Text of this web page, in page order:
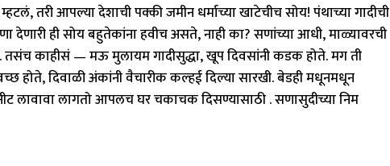
तरी आपल्या देशाची पक्की जमीन धर्माच्या खाटेचीच सोय! पंथाच्या गादीची
ही सोय बहुतेकांना हवीच असते, नाही का? सणांच्या आधी, माळ्यावरची
तसंच काहीसं — मऊ मुलायम गादीसुद्धा, खूप दिवसांनी कडक होते. मग ती
होते, दिवाळी अंकांनी वैचारीक कल्हई दिल्या सारखी. बेडही मधूनमधून
लावावा लागतो आपलच घर चकाचक दिसण्यासाठी . सणासुदीच्या निम